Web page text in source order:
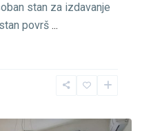
stan za izdavanje
površ ...